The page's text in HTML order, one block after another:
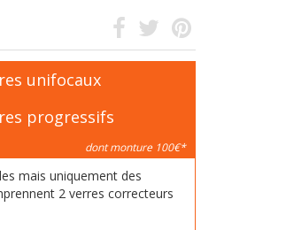
unifocaux
progressifs
dont monture 100€*
mais uniquement des
2 verres correcteurs